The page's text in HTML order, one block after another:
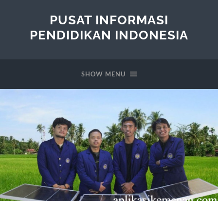
PUSAT INFORMASI
PENDIDIKAN INDONESIA
SHOW MENU